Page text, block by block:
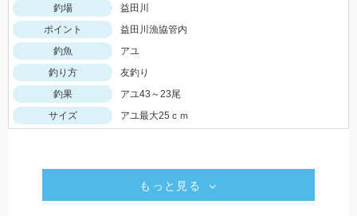
釣場
益田川
ポイント
益田川漁協管内
釣魚
アユ
釣り方
友釣り
釣果
アユ43～23尾
サイズ
アユ最大25ｃｍ
もっと見る